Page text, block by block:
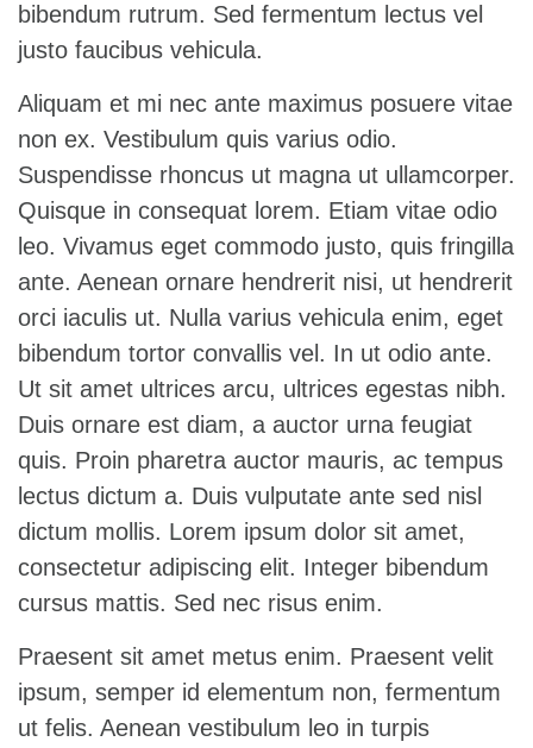
bibendum rutrum. Sed fermentum lectus vel
justo faucibus vehicula.
Aliquam et mi nec ante maximus posuere vitae
non ex. Vestibulum quis varius odio.
Suspendisse rhoncus ut magna ut ullamcorper.
Quisque in consequat lorem. Etiam vitae odio
leo. Vivamus eget commodo justo, quis fringilla
ante. Aenean ornare hendrerit nisi, ut hendrerit
orci iaculis ut. Nulla varius vehicula enim, eget
bibendum tortor convallis vel. In ut odio ante.
Ut sit amet ultrices arcu, ultrices egestas nibh.
Duis ornare est diam, a auctor urna feugiat
quis. Proin pharetra auctor mauris, ac tempus
lectus dictum a. Duis vulputate ante sed nisl
dictum mollis. Lorem ipsum dolor sit amet,
consectetur adipiscing elit. Integer bibendum
cursus mattis. Sed nec risus enim.
Praesent sit amet metus enim. Praesent velit
ipsum, semper id elementum non, fermentum
ut felis. Aenean vestibulum leo in turpis